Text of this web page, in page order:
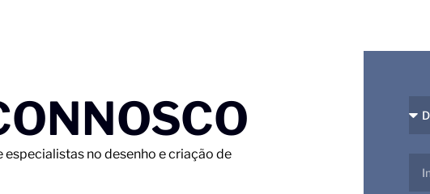
especialistas no desenho e criação de